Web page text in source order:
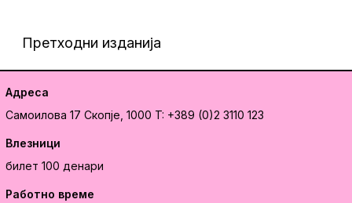
Претходни изданија
Адреса
Самоилова 17 Скопје, 1000 T: +389 (0)2 3110 123
Влезници
билет 100 денари
Работно време